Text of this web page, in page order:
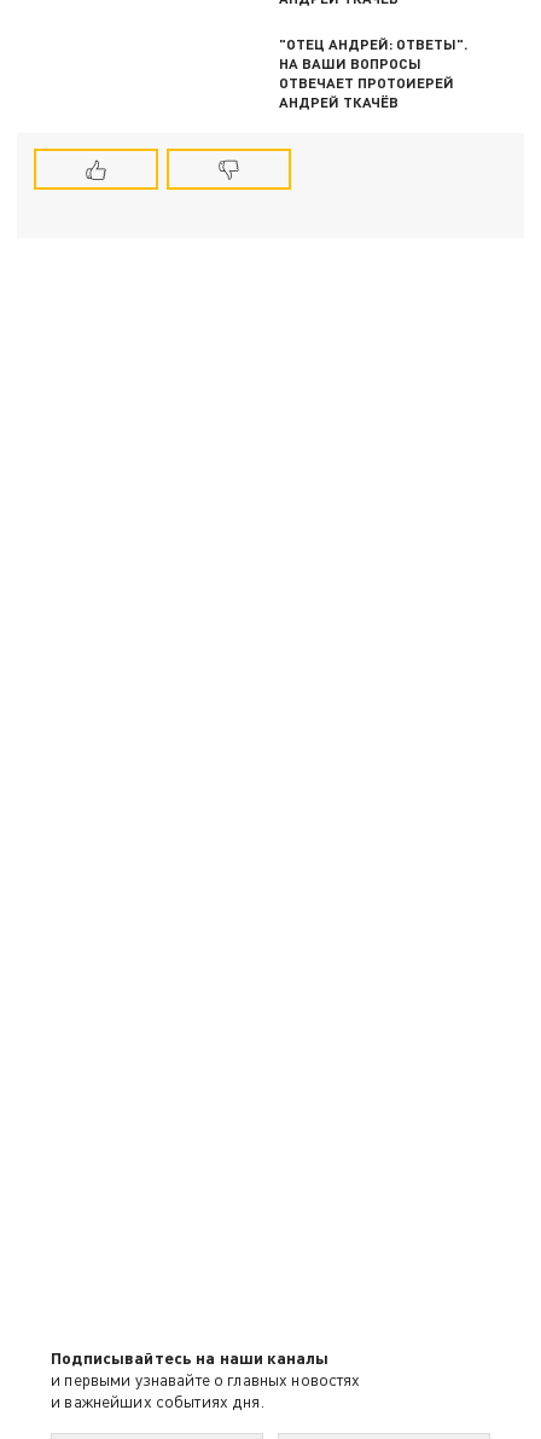
"ОТЕЦ АНДРЕЙ: ОТВЕТЫ".
НА ВАШИ ВОПРОСЫ
ОТВЕЧАЕТ ПРОТОИЕРЕЙ
АНДРЕЙ ТКАЧЁВ
Подписывайтесь на наши каналы
и первыми узнавайте о главных новостях
и важнейших событиях дня.